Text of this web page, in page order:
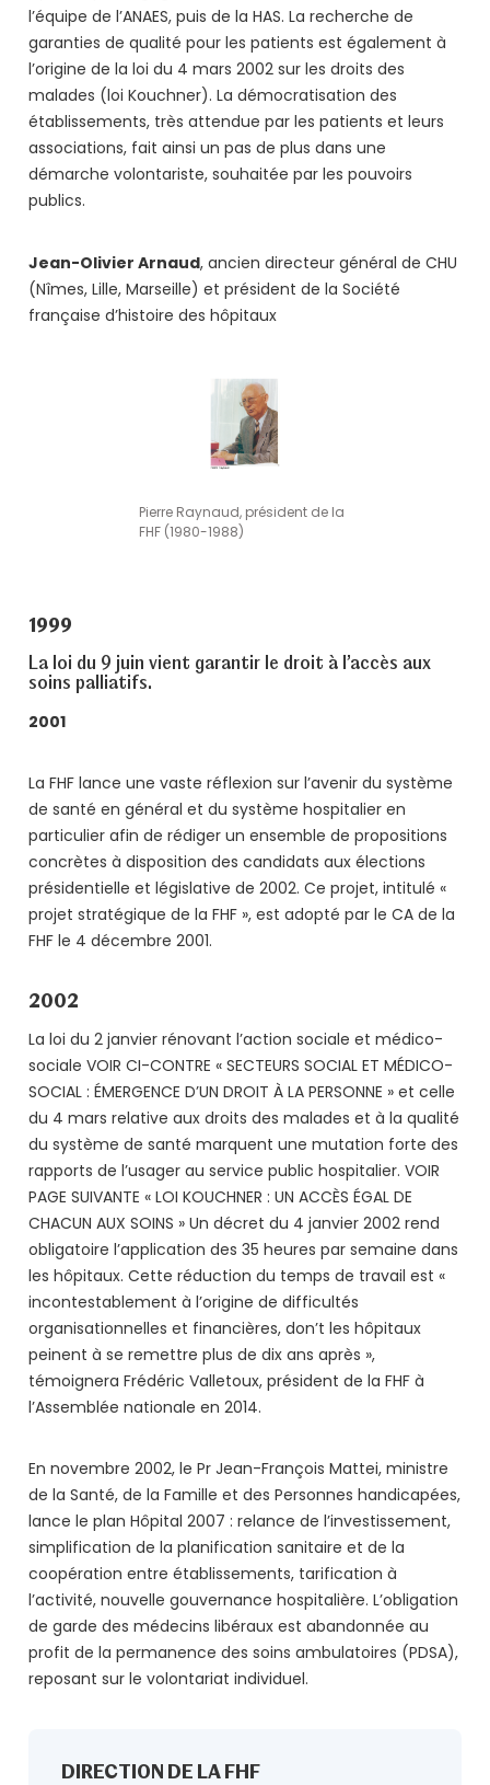
l’équipe de l’ANAES, puis de la HAS. La recherche de
garanties de qualité pour les patients est également à
l’origine de la loi du 4 mars 2002 sur les droits des
malades (loi Kouchner). La démocratisation des
établissements, très attendue par les patients et leurs
associations, fait ainsi un pas de plus dans une
démarche volontariste, souhaitée par les pouvoirs
publics.
Jean-Olivier Arnaud, ancien directeur général de CHU
(Nîmes, Lille, Marseille) et président de la Société
française d’histoire des hôpitaux
Pierre Raynaud, président de la
FHF (1980-1988)
1999
La loi du 9 juin vient garantir le droit à l’accès aux
soins palliatifs.
2001
La FHF lance une vaste réflexion sur l’avenir du système
de santé en général et du système hospitalier en
particulier afin de rédiger un ensemble de propositions
concrètes à disposition des candidats aux élections
présidentielle et législative de 2002. Ce projet, intitulé «
projet stratégique de la FHF », est adopté par le CA de la
FHF le 4 décembre 2001.
2002
La loi du 2 janvier rénovant l’action sociale et médico-
sociale VOIR CI-CONTRE « SECTEURS SOCIAL ET MÉDICO-
SOCIAL : ÉMERGENCE D’UN DROIT À LA PERSONNE » et celle
du 4 mars relative aux droits des malades et à la qualité
du système de santé marquent une mutation forte des
rapports de l’usager au service public hospitalier. VOIR
PAGE SUIVANTE « LOI KOUCHNER : UN ACCÈS ÉGAL DE
CHACUN AUX SOINS » Un décret du 4 janvier 2002 rend
obligatoire l’application des 35 heures par semaine dans
les hôpitaux. Cette réduction du temps de travail est «
incontestablement à l’origine de difficultés
organisationnelles et financières, don’t les hôpitaux
peinent à se remettre plus de dix ans après »,
témoignera Frédéric Valletoux, président de la FHF à
l’Assemblée nationale en 2014.
En novembre 2002, le Pr Jean-François Mattei, ministre
de la Santé, de la Famille et des Personnes handicapées,
lance le plan Hôpital 2007 : relance de l’investissement,
simplification de la planification sanitaire et de la
coopération entre établissements, tarification à
l’activité, nouvelle gouvernance hospitalière. L’obligation
de garde des médecins libéraux est abandonnée au
profit de la permanence des soins ambulatoires (PDSA),
reposant sur le volontariat individuel.
DIRECTION DE LA FHF